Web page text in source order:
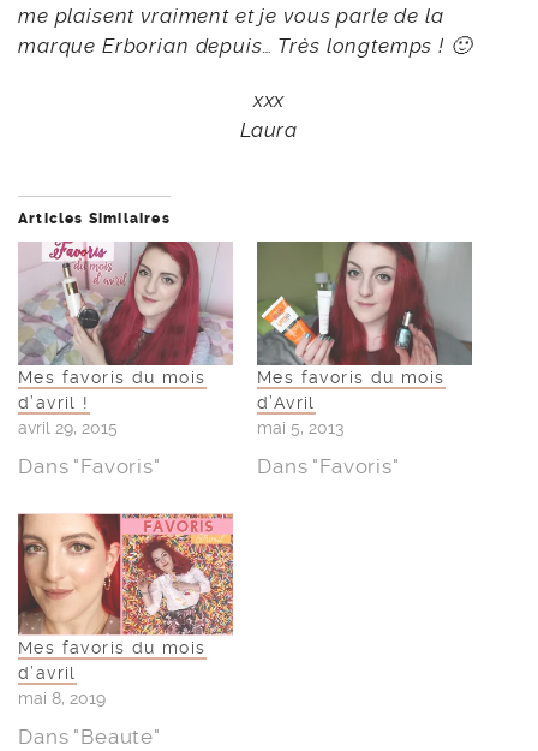
me plaisent vraiment et je vous parle de la
marque Erborian depuis… Très longtemps ! 🙂
xxx
Laura
Articles Similaires
Mes favoris du mois
d’avril !
avril 29, 2015
Dans "Favoris"
Mes favoris du mois
d’Avril
mai 5, 2013
Dans "Favoris"
Mes favoris du mois
d’avril
mai 8, 2019
Dans "Beaute"